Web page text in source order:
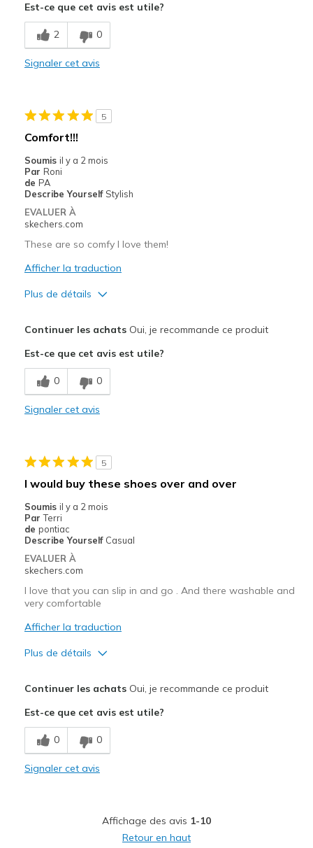
Breathe Well
Comfortable
Les meilleures utilisations
Travel
Width
Sizing
View On Shoes
Shoes are for Wearing
Est-ce que cet avis est utile?
2 0
Signaler cet avis
5
Comfort!!!
Soumis il y a 2 mois
Par Roni
de PA
Describe Yourself Stylish
EVALUER À
skechers.com
These are so comfy I love them!
Afficher la traduction
Plus de détails
Breathe Well
Comfortable
Le contre
Les meilleures utilisations
Going Out
Travel
Width
Feels true to width
Sizing
Continuer les achatsOui, je recommande ce produit
Est-ce que cet avis est utile?
0 0
Signaler cet avis
5
I would buy these shoes over and over
Soumis il y a 2 mois
Par Terri
de pontiac
Describe Yourself Casual
EVALUER À
skechers.com
I love that you can slip in and go . And there washable and
very comfortable
Afficher la traduction
Plus de détails
Breathe Well
Comfortable
Les meilleures utilisations
Continuer les achatsOui, je recommande ce produit
Est-ce que cet avis est utile?
0 0
Signaler cet avis
Affichage des avis 1-10
Retour en haut